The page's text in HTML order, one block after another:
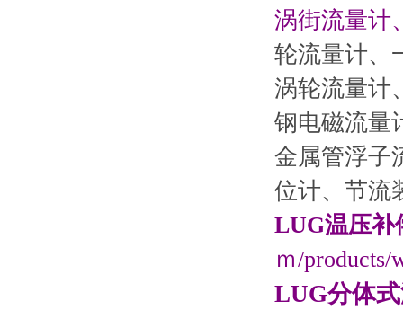
涡街流量计
轮流量计、
涡轮流量计
钢电磁流量
金属管浮子
位计、节流
LUG温压补
ｍ/
LUG分体